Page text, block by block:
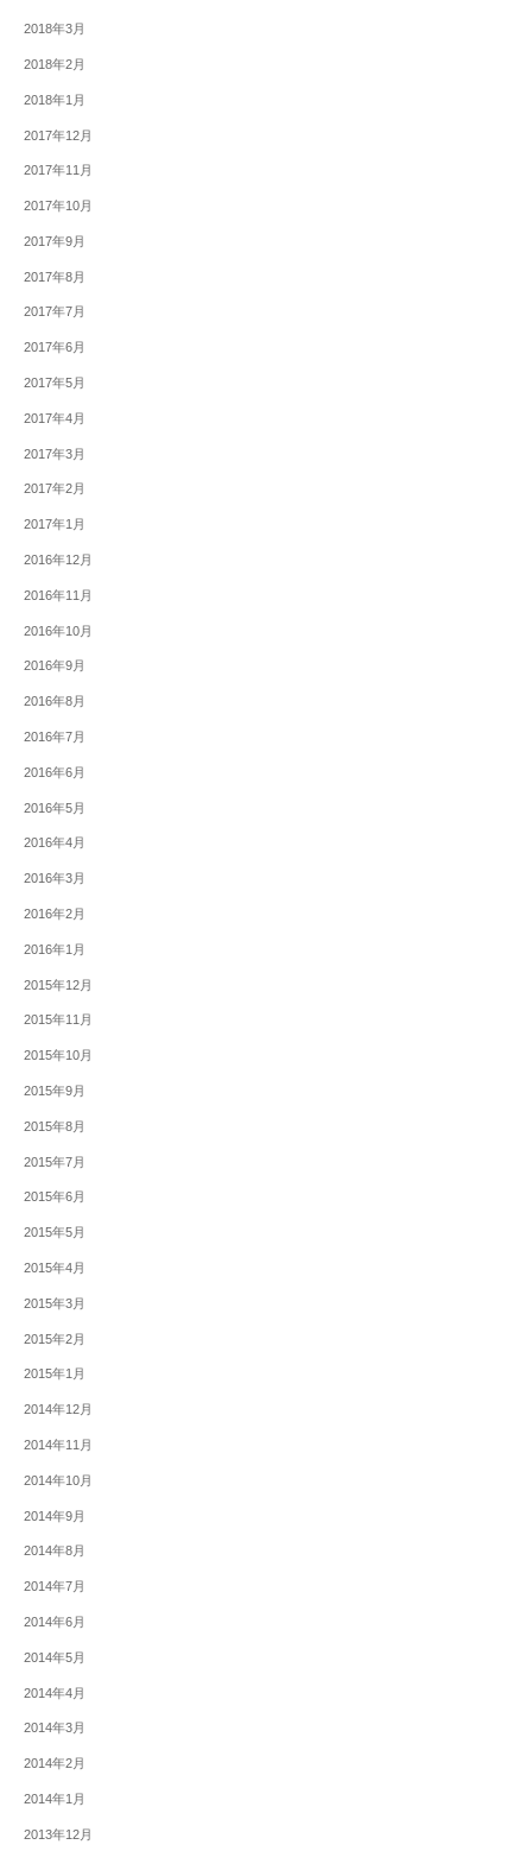
2018年3月
2018年2月
2018年1月
2017年12月
2017年11月
2017年10月
2017年9月
2017年8月
2017年7月
2017年6月
2017年5月
2017年4月
2017年3月
2017年2月
2017年1月
2016年12月
2016年11月
2016年10月
2016年9月
2016年8月
2016年7月
2016年6月
2016年5月
2016年4月
2016年3月
2016年2月
2016年1月
2015年12月
2015年11月
2015年10月
2015年9月
2015年8月
2015年7月
2015年6月
2015年5月
2015年4月
2015年3月
2015年2月
2015年1月
2014年12月
2014年11月
2014年10月
2014年9月
2014年8月
2014年7月
2014年6月
2014年5月
2014年4月
2014年3月
2014年2月
2014年1月
2013年12月